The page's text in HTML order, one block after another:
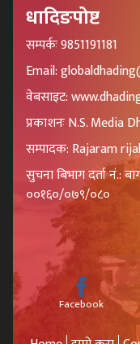
धादिङपोष्ट
सम्पर्कः 9851191181
Email:
वेबसाइट:
प्रकाशनः N.S. Media
सम्पादक: Rajaram rijal
सुचना बिभाग दर्ता नं.:
००१६०/०७९/०८०
Facebook